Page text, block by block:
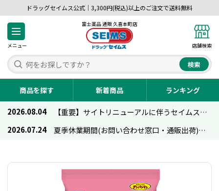
ドラッグセイムス公式｜3,300円(税込)以上のご注文で送料無料
メニュー
富士薬品 通販 久喜本町店
店舗検索
検索
商品を探す 新着商品 ランキング
2026.08.04
【重要】サイトリニューアルに伴うセイムス通販のご利用について
2026.07.24
夏季休業期間(お問い合わせ窓口・通販出荷)のお知らせ